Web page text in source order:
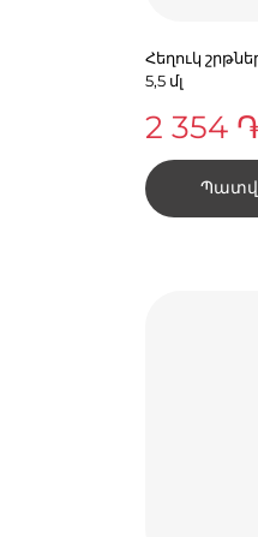
Հեղուկ
5,5 մլ
2 354 ֏